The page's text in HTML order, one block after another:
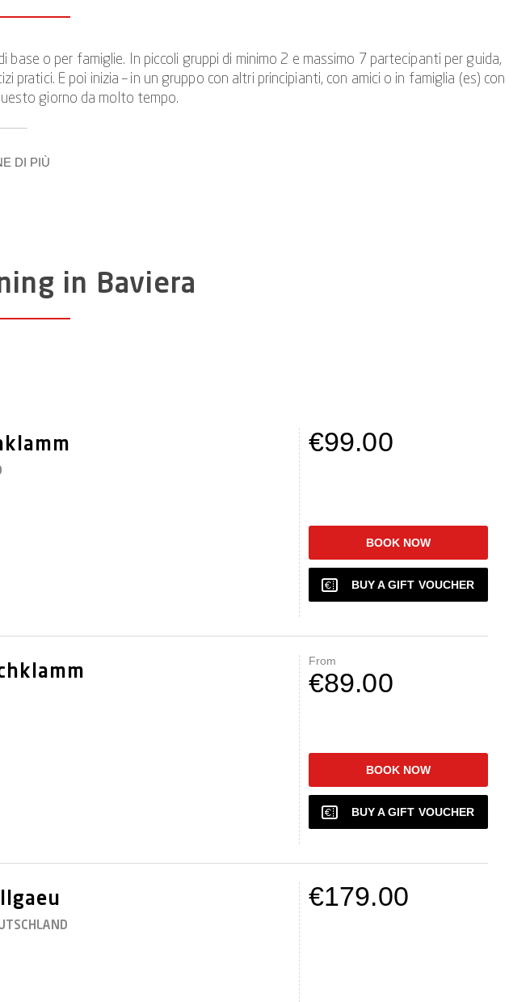
o per famiglie. In piccoli gruppi di minimo 2 e massimo 7 partecipanti per guida,
E poi inizia – in un gruppo con altri principianti, con amici o in famiglia (es) con
giorno da molto tempo.
DI PIÙ
momento clou della loro vacanza nella regione. Il Lago di Costanza e le Alpi
ciclabili ed escursionistiche contribuisce al fatto che qui si è sviluppato un turismo
della natura.
e rilassante che cambierà te e i tuoi compagni. Quindi non stupitevi se al vostro
in Baviera
€99.00
BOOK NOW
BUY A GIFT VOUCHER
From
€89.00
BOOK NOW
BUY A GIFT VOUCHER
€179.00